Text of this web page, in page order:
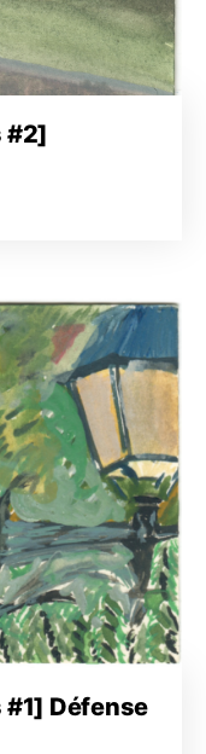
#2]
Défense